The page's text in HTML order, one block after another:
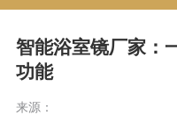
智能浴室镜厂家：
功能
来源：